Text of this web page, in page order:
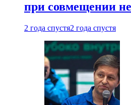
при совмещении
2 года спустя2 года спустя